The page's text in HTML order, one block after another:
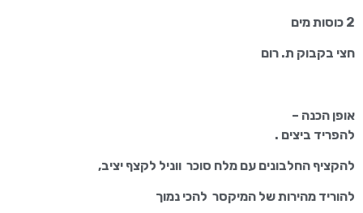
2 כוסות מים
חצי בקבוק ת. רום
אופן הכנה –
להפריד ביצים .
להקציף החלבונים עם מלח סוכר ווניל לקצף יציב,
להוריד מהירות של המיקסר להכי נמוך